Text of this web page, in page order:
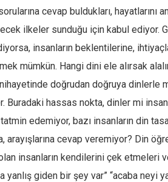
cevap buldukları, hayatlarını
ilkeler sunduğu için kabul ediyor.
insanların beklentilerine,
mümkün. Hangi dini ele alırsak
doğrudan doğruya dinlerle
Buradaki hassas nokta, dinler mi
edemiyor, bazı insanların din
arayışlarına cevap veremiyor? Din
insanların kendilerini çek etmeleri
yanlış giden bir şey var” “acaba neyi